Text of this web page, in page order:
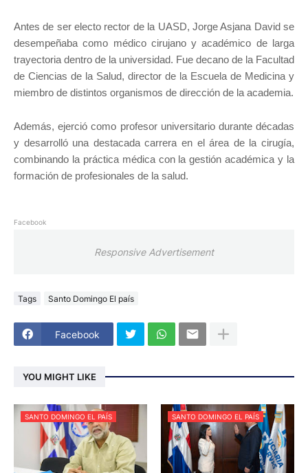
Antes de ser electo rector de la UASD, Jorge Asjana David se
desempeñaba como médico cirujano y académico de larga
trayectoria dentro de la universidad. Fue decano de la Facultad
de Ciencias de la Salud, director de la Escuela de Medicina y
miembro de distintos organismos de dirección de la academia.
Además, ejerció como profesor universitario durante décadas
y desarrolló una destacada carrera en el área de la cirugía,
combinando la práctica médica con la gestión académica y la
formación de profesionales de la salud.
Facebook
Responsive Advertisement
Tags Santo Domingo El país
Facebook
YOU MIGHT LIKE
SANTO DOMINGO EL PAÍS SANTO DOMINGO EL PAÍS